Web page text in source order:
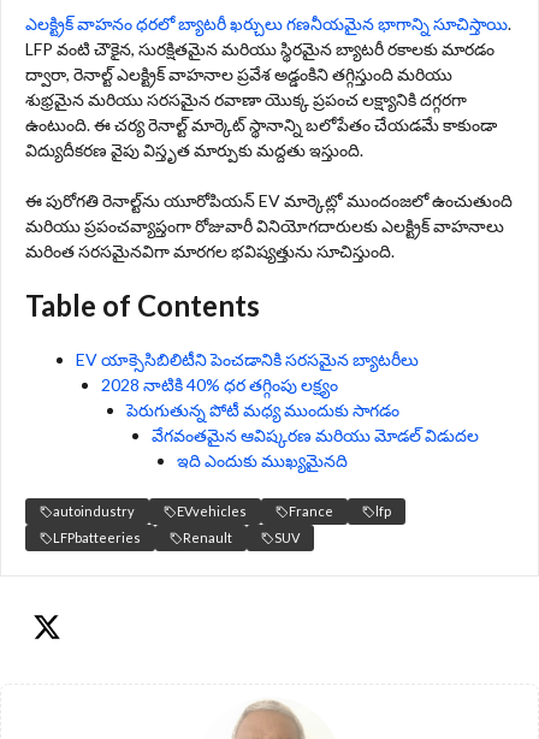
ఎలక్ట్రిక్ వాహనం ధరలో బ్యాటరీ ఖర్చులు గణనీయమైన భాగాన్ని సూచిస్తాయి.
LFP వంటి చౌకైన, సురక్షితమైన మరియు స్థిరమైన బ్యాటరీ రకాలకు మారడం
ద్వారా, రెనాల్ట్ ఎలక్ట్రిక్ వాహనాల ప్రవేశ అడ్డంకిని తగ్గిస్తుంది మరియు
శుభ్రమైన మరియు సరసమైన రవాణా యొక్క ప్రపంచ లక్ష్యానికి దగ్గరగా
ఉంటుంది. ఈ చర్య రెనాల్ట్ మార్కెట్ స్థానాన్ని బలోపేతం చేయడమే కాకుండా
విద్యుదీకరణ వైపు విస్తృత మార్పుకు మద్దతు ఇస్తుంది.
ఈ పురోగతి రెనాల్ట్‌ను యూరోపియన్ EV మార్కెట్లో ముందంజలో ఉంచుతుంది
మరియు ప్రపంచవ్యాప్తంగా రోజువారీ వినియోగదారులకు ఎలక్ట్రిక్ వాహనాలు
మరింత సరసమైనవిగా మారగల భవిష్యత్తును సూచిస్తుంది.
Table of Contents
EV యాక్సెసిబిలిటీని పెంచడానికి సరసమైన బ్యాటరీలు
2028 నాటికి 40% ధర తగ్గింపు లక్ష్యం
పెరుగుతున్న పోటీ మధ్య ముందుకు సాగడం
వేగవంతమైన ఆవిష్కరణ మరియు మోడల్ విడుదల
ఇది ఎందుకు ముఖ్యమైనది
autoindustry EVvehicles France
lfp
LFPbatteeries
Renault SUV